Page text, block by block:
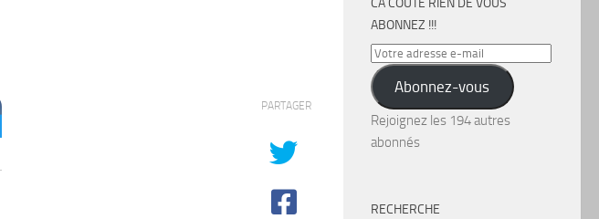
PARTAGER
CA COÛTE RIEN DE VOUS
ABONNEZ !!!
Votre
adresse
e-
mail
Abonnez-vous
Rejoignez les 194 autres
abonnés
RECHERCHE